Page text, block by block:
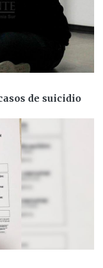
de suicidio